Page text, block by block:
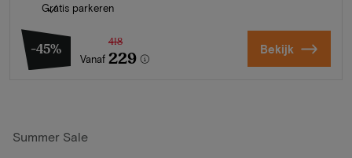
Gratis parkeren
-45%
Vanaf
418
229 Bekijk
Summer Sale